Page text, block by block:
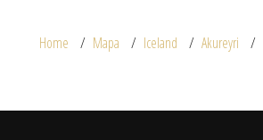
Home Mapa Iceland Akureyri